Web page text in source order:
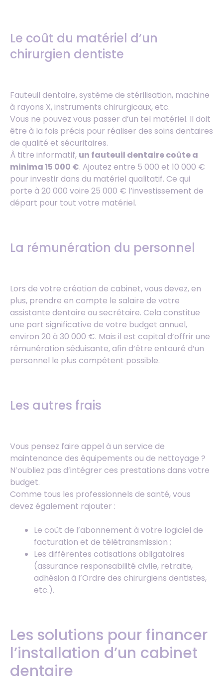
Le coût du matériel d’un
chirurgien dentiste
Fauteuil dentaire, système de stérilisation, machine
à rayons X, instruments chirurgicaux, etc.
Vous ne pouvez vous passer d’un tel matériel. Il doit
être à la fois précis pour réaliser des soins dentaires
de qualité et sécuritaires.
À titre informatif, un fauteuil dentaire coûte a
minima 15 000 €. Ajoutez entre 5 000 et 10 000 €
pour investir dans du matériel qualitatif. Ce qui
porte à 20 000 voire 25 000 € l’investissement de
départ pour tout votre matériel.
La rémunération du personnel
Lors de votre création de cabinet, vous devez, en
plus, prendre en compte le salaire de votre
assistante dentaire ou secrétaire. Cela constitue
une part significative de votre budget annuel,
environ 20 à 30 000 €. Mais il est capital d’offrir une
rémunération séduisante, afin d’être entouré d’un
personnel le plus compétent possible.
Les autres frais
Vous pensez faire appel à un service de
maintenance des équipements ou de nettoyage ?
N’oubliez pas d’intégrer ces prestations dans votre
budget.
Comme tous les professionnels de santé, vous
devez également rajouter :
Le coût de l’abonnement à votre logiciel de
facturation et de télétransmission ;
Les différentes cotisations obligatoires
(assurance responsabilité civile, retraite,
adhésion à l’Ordre des chirurgiens dentistes,
etc.).
Les solutions pour financer
l’installation d’un cabinet
dentaire